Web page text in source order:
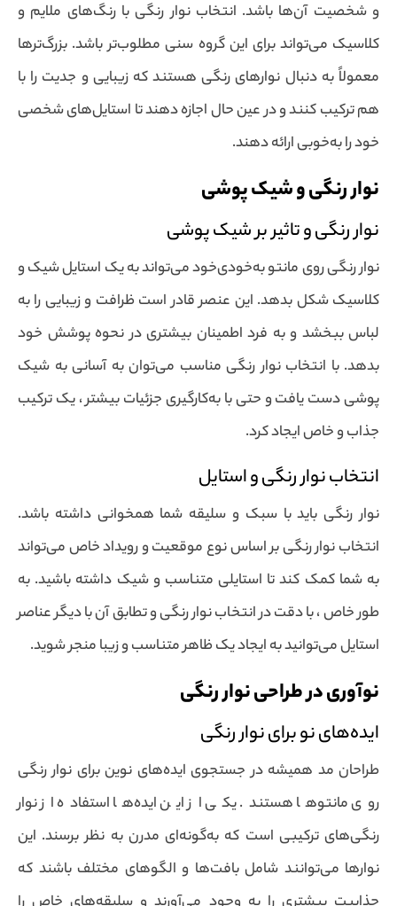
و شخصیت آن‌ها باشد. انتخاب نوار رنگی با رنگ‌های ملایم و
کلاسیک می‌تواند برای این گروه سنی مطلوب‌تر باشد. بزرگ‌ترها
معمولاً به دنبال نوارهای رنگی هستند که زیبایی و جدیت را با
هم ترکیب کنند و در عین حال اجازه دهند تا استایل‌های شخصی
خود را به‌خوبی ارائه دهند.
نوار رنگی و شیک پوشی
نوار رنگی و تاثیر بر شیک پوشی
نوار رنگی روی مانتو به‌خودی‌خود می‌تواند به یک استایل شیک و
کلاسیک شکل بدهد. این عنصر قادر است ظرافت و زیبایی را به
لباس ببخشد و به فرد اطمینان بیشتری در نحوه پوشش خود
بدهد. با انتخاب نوار رنگی مناسب می‌توان به آسانی به شیک
پوشی دست یافت و حتی با به‌کارگیری جزئیات بیشتر ، یک ترکیب
جذاب و خاص ایجاد کرد.
انتخاب نوار رنگی و استایل
نوار رنگی باید با سبک و سلیقه شما همخوانی داشته باشد.
انتخاب نوار رنگی بر اساس نوع موقعیت و رویداد خاص می‌تواند
به شما کمک کند تا استایلی متناسب و شیک داشته باشید. به
طور خاص ، با دقت در انتخاب نوار رنگی و تطابق آن با دیگر عناصر
استایل می‌توانید به ایجاد یک ظاهر متناسب و زیبا منجر شوید.
نوآوری در طراحی نوار رنگی
ایده‌های نو برای نوار رنگی
طراحان مد همیشه در جستجوی ایده‌های نوین برای نوار رنگی
روی مانتوها هستند. یکی از این ایده‌ها استفاده از نوار
رنگی‌های ترکیبی است که به‌گونه‌ای مدرن به نظر برسند. این
نوارها می‌توانند شامل بافت‌ها و الگوهای مختلف باشند که